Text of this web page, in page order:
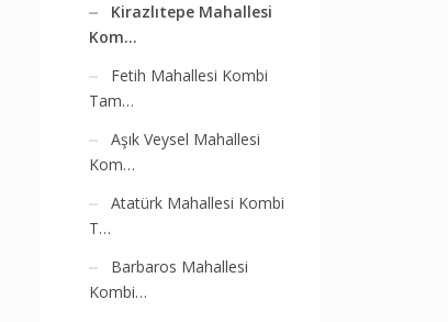
Kirazlıtepe Mahallesi
Kom…
Fetih Mahallesi Kombi
Tam…
Aşık Veysel Mahallesi
Kom…
Atatürk Mahallesi Kombi
T…
Barbaros Mahallesi
Kombi…